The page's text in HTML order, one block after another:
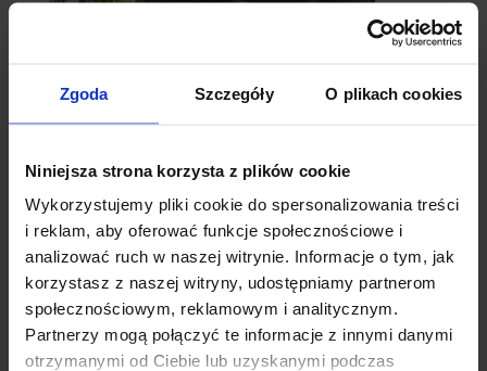
Zgoda Szczegóły O plikach cookies
Niniejsza strona korzysta z plików cookie
Wykorzystujemy pliki cookie do spersonalizowania treści
i reklam, aby oferować funkcje społecznościowe i
analizować ruch w naszej witrynie. Informacje o tym, jak
korzystasz z naszej witryny, udostępniamy partnerom
społecznościowym, reklamowym i analitycznym.
Partnerzy mogą połączyć te informacje z innymi danymi
otrzymanymi od Ciebie lub uzyskanymi podczas